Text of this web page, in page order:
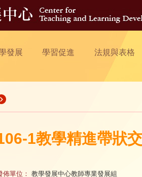
發展 學習促進 法規與表格
1教學精進帶狀
佈單位： 教學發展中心教師專業發展組